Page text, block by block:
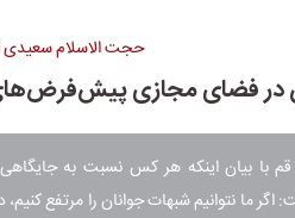
حجت الاسلام سعیدی
فضای مجازی
قم با بیان اینکه هر کس نسبت به
اگر ما نتوانیم شبهات جوانان را مرتفع